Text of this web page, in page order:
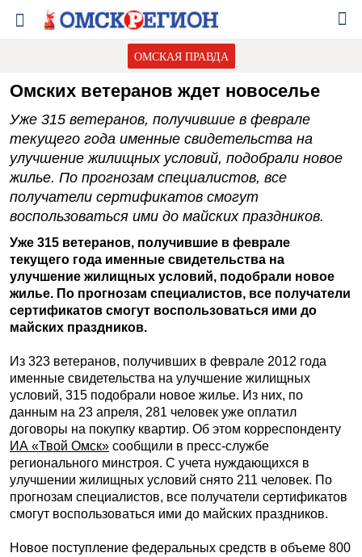
ОМСКАЯ ПРАВДА
Омских ветеранов ждет новоселье
Уже 315 ветеранов, получившие в феврале
текущего года именные свидетельства на
улучшение жилищных условий, подобрали новое
жилье. По прогнозам специалистов, все
получатели сертификатов смогут
воспользоваться ими до майских праздников.
Уже 315 ветеранов, получившие в феврале
текущего года именные свидетельства на
улучшение жилищных условий, подобрали новое
жилье. По прогнозам специалистов, все получатели
сертификатов смогут воспользоваться ими до
майских праздников.
Из 323 ветеранов, получивших в феврале 2012 года
именные свидетельства на улучшение жилищных
условий, 315 подобрали новое жилье. Из них, по
данным на 23 апреля, 281 человек уже оплатил
договоры на покупку квартир. Об этом корреспонденту
ИА «Твой Омск» сообщили в пресс-службе
регионального минстроя. С учета нуждающихся в
улучшении жилищных условий снято 211 человек. По
прогнозам специалистов, все получатели сертификатов
смогут воспользоваться ими до майских праздников.
Новое поступление федеральных средств в объеме 800